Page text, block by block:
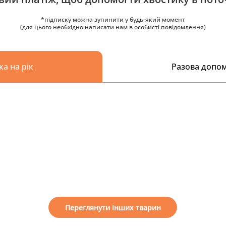
*підписку можна зупинити у будь-який момент
(для цього необхідно написати нам в особисті повідомлення)
на рік Разова
Переглянути інших тварин